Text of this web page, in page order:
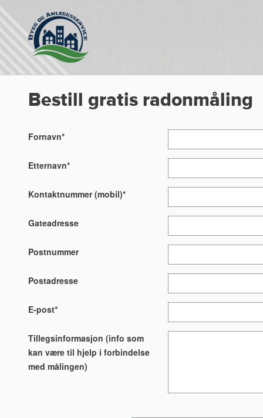
Bestill gratis radonmåling
Fornavn*
Etternavn*
Kontaktnummer (mobil)*
Gateadresse
Postnummer
Postadresse
E-post*
Tillegsinformasjon (info som
kan være til hjelp i forbindelse
med målingen)